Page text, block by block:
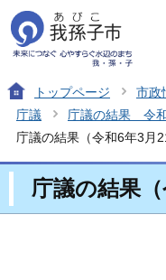
トップページ 市政
庁議
庁議の結果 令
庁議の結果（令和6年3月
庁議の結果（